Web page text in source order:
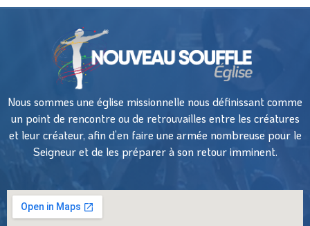
Nous sommes une église missionnelle nous définissant comme
un point de rencontre ou de retrouvailles entre les créatures
et leur créateur, afin d’en faire une armée nombreuse pour le
Seigneur et de les préparer à son retour imminent.